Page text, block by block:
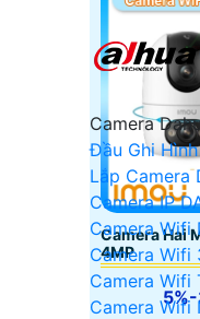
Camera
Đầu Ghi
Lắp Camera
Camera IP
Camera Wifi
Camera Wifi
Camera Wifi
Camera Wifi
Camera Hai
4MP